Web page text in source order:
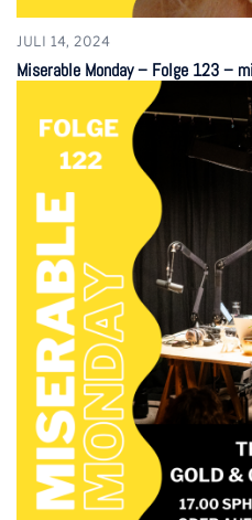
JULI 14, 2024
Miserable Monday – Folge 123 –